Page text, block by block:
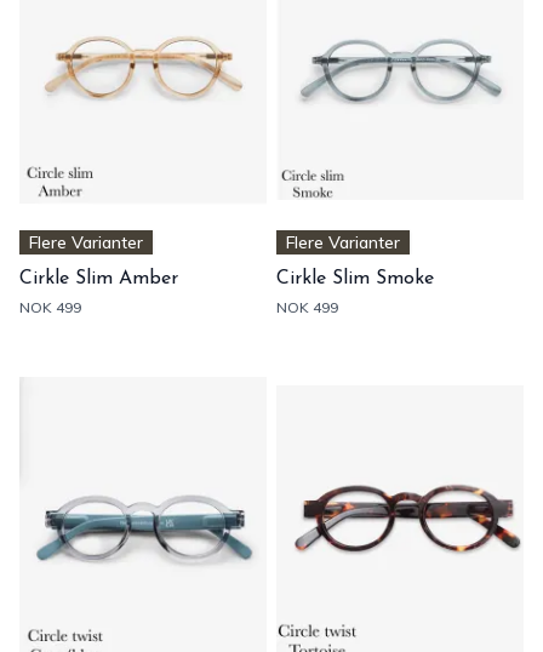
Flere Varianter
Cirkle Slim Amber
NOK 499
Flere Varianter
Cirkle Slim Smoke
NOK 499